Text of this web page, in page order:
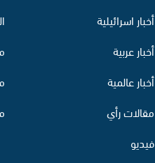
أخبار اسرائيلية
أخبار عربية
أخبار عالمية
مقالات رأي
فيديو